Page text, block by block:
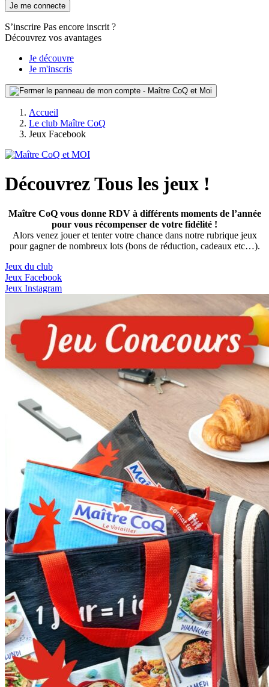
Je me connecte
S’inscrire Pas encore inscrit ?
Découvrez vos avantages
Je découvre
Je m'inscris
Accueil
Le club Maître CoQ
Jeux Facebook
Découvrez Tous les jeux !
Maître CoQ vous donne RDV à différents moments de l’année
pour vous récompenser de votre fidélité !
Alors venez jouer et tenter votre chance dans notre rubrique jeux
pour gagner de nombreux lots (bons de réduction, cadeaux etc…).
Jeux du club
Jeux Facebook
Jeux Instagram